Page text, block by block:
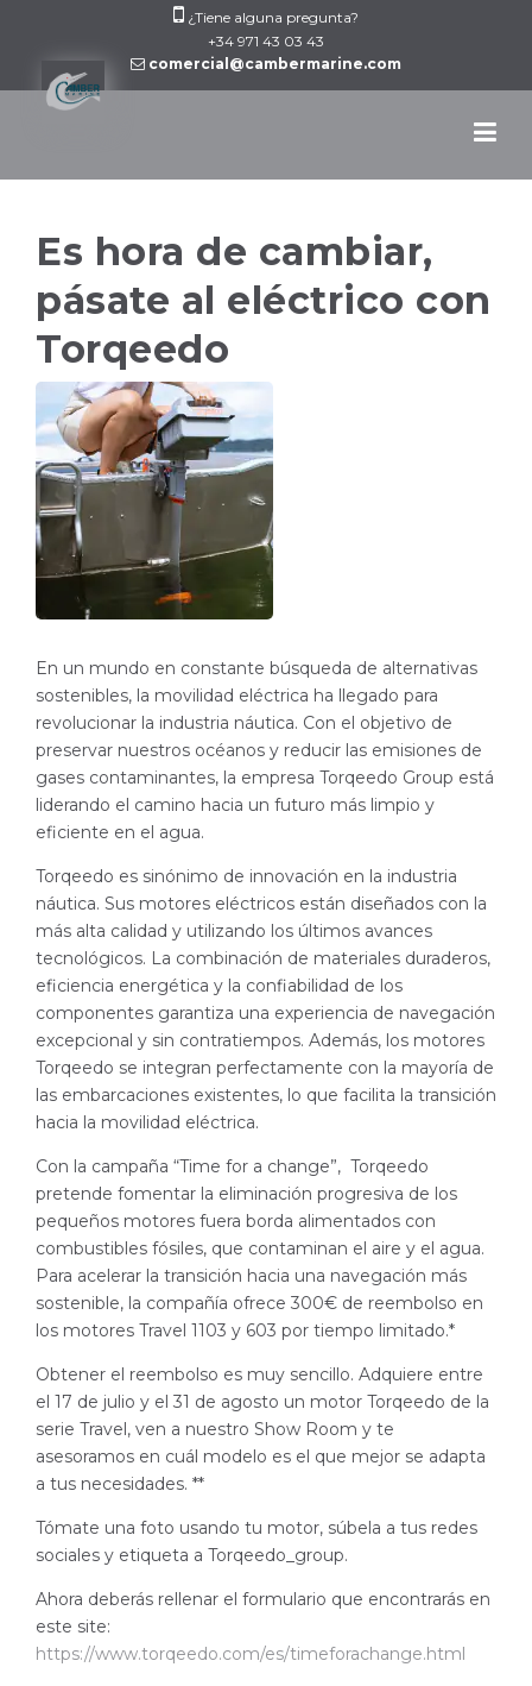
¿Tiene alguna pregunta?
+34 971 43 03 43
comercial@cambermarine.com
Es hora de cambiar,
pásate al eléctrico con
Torqeedo
En un mundo en constante búsqueda de alternativas
sostenibles, la movilidad eléctrica ha llegado para
revolucionar la industria náutica. Con el objetivo de
preservar nuestros océanos y reducir las emisiones de
gases contaminantes, la empresa Torqeedo Group está
liderando el camino hacia un futuro más limpio y
eficiente en el agua.
Torqeedo es sinónimo de innovación en la industria
náutica. Sus motores eléctricos están diseñados con la
más alta calidad y utilizando los últimos avances
tecnológicos. La combinación de materiales duraderos,
eficiencia energética y la confiabilidad de los
componentes garantiza una experiencia de navegación
excepcional y sin contratiempos. Además, los motores
Torqeedo se integran perfectamente con la mayoría de
las embarcaciones existentes, lo que facilita la transición
hacia la movilidad eléctrica.
Con la campaña “Time for a change”, Torqeedo
pretende fomentar la eliminación progresiva de los
pequeños motores fuera borda alimentados con
combustibles fósiles, que contaminan el aire y el agua.
Para acelerar la transición hacia una navegación más
sostenible, la compañía ofrece 300€ de reembolso en
los motores Travel 1103 y 603 por tiempo limitado.*
Obtener el reembolso es muy sencillo. Adquiere entre
el 17 de julio y el 31 de agosto un motor Torqeedo de la
serie Travel, ven a nuestro Show Room y te
asesoramos en cuál modelo es el que mejor se adapta
a tus necesidades. **
Tómate una foto usando tu motor, súbela a tus redes
sociales y etiqueta a Torqeedo_group.
Ahora deberás rellenar el formulario que encontrarás en
este site:
https://www.torqeedo.com/es/timeforachange.html